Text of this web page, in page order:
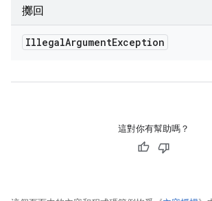
擲回
IllegalArgumentException
這對你有幫助嗎？